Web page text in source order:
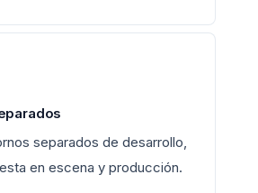
separados de desarrollo,
en escena y producción.